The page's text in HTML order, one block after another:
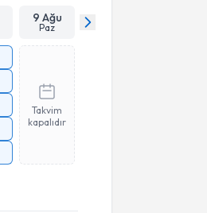
9 Ağu
Paz
Takvim
kapalıdır